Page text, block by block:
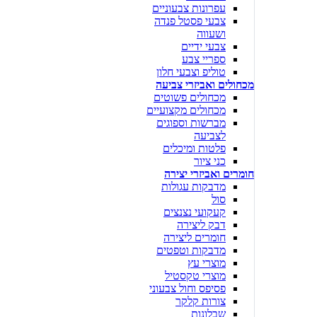
עפרונות צבעוניים
צבעי פסטל פנדה
ושעווה
צבעי ידיים
ספריי צבע
טוליפ וצבעי חלון
מכחולים ואביזרי צביעה
מכחולים פשוטים
מכחולים מקצועיים
מברשות וספוגים
לצביעה
פלטות ומיכלים
כני ציור
חומרים ואביזרי יצירה
מדבקות עגולות
סול
קעקועי נצנצים
דבק ליצירה
חומרים ליצירה
מדבקות וטפטים
מוצרי עץ
מוצרי טקסטיל
פסיפס וחול צבעוני
צורות קלקר
שבלונות